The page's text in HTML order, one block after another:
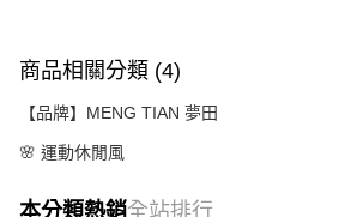
商品相關分類 (4)
【品牌】MENG TIAN 夢田
🌸 運動休閒風
本分類熱銷全站排行